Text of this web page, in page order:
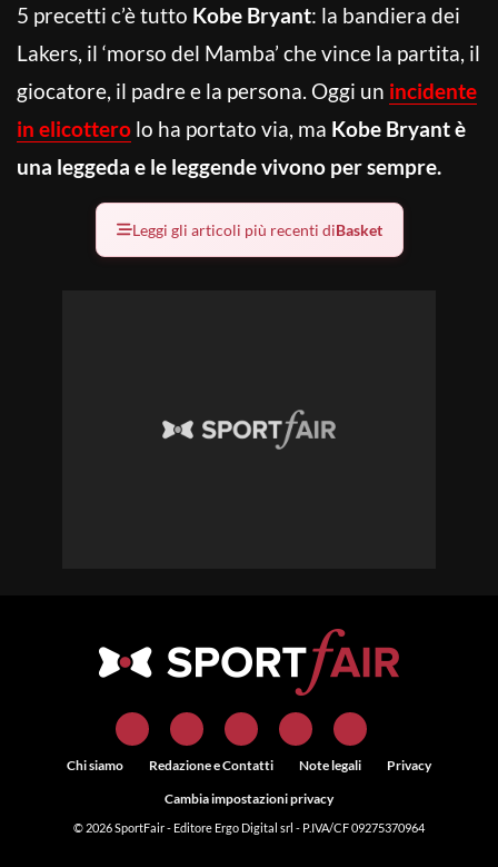
5 precetti c’è tutto Kobe Bryant: la bandiera dei
Lakers, il ‘morso del Mamba’ che vince la partita, il
giocatore, il padre e la persona. Oggi un incidente
in elicottero lo ha portato via, ma Kobe Bryant è
una leggeda e le leggende vivono per sempre.
Leggi gli articoli più recenti diBasket
Chi siamo Redazione e Contatti Note legali
Privacy
Cambia impostazioni privacy
© 2026SportFair- Editore Ergo Digital srl - P.IVA/CF 09275370964